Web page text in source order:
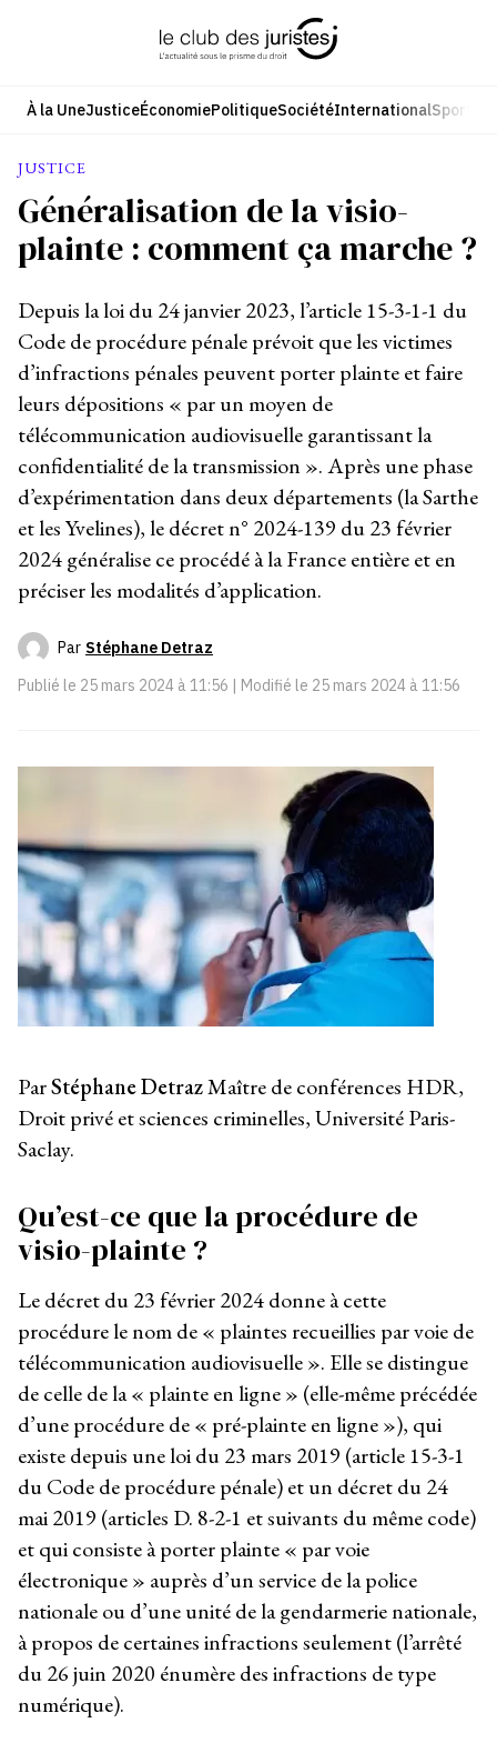
À la UneJusticeÉconomiePolitiqueSociétéInternationalSport
JUSTICE
Généralisation de la visio-
plainte : comment ça marche ?
Depuis la loi du 24 janvier 2023, l’article 15-3-1-1 du
Code de procédure pénale prévoit que les victimes
d’infractions pénales peuvent porter plainte et faire
leurs dépositions « par un moyen de
télécommunication audiovisuelle garantissant la
confidentialité de la transmission ». Après une phase
d’expérimentation dans deux départements (la Sarthe
et les Yvelines), le décret n° 2024-139 du 23 février
2024 généralise ce procédé à la France entière et en
préciser les modalités d’application.
Par Stéphane Detraz
Publié le 25 mars 2024 à 11:56 | Modifié le 25 mars 2024 à 11:56
ParStéphane DetrazMaître de conférences HDR,
Droit privé et sciences criminelles, Université Paris-
Saclay.
Qu’est-ce que la procédure de
visio-plainte ?
Le décret du 23 février 2024 donne à cette
procédure le nom de « plaintes recueillies par voie de
télécommunication audiovisuelle ». Elle se distingue
de celle de la « plainte en ligne » (elle-même précédée
d’une procédure de « pré-plainte en ligne »), qui
existe depuis une loi du 23 mars 2019 (article 15-3-1
du Code de procédure pénale) et un décret du 24
mai 2019 (articles D. 8-2-1 et suivants du même code)
et qui consiste à porter plainte « par voie
électronique » auprès d’un service de la police
nationale ou d’une unité de la gendarmerie nationale,
à propos de certaines infractions seulement (l’arrêté
du 26 juin 2020 énumère des infractions de type
numérique).